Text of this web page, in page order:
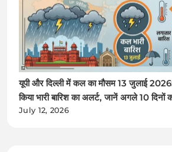
यूपी और दिल्ली में कल का मौसम 13 जुलाई 2026:
किया भारी बारिश का अलर्ट, जानें अगले 10 दिनों
July 12, 2026